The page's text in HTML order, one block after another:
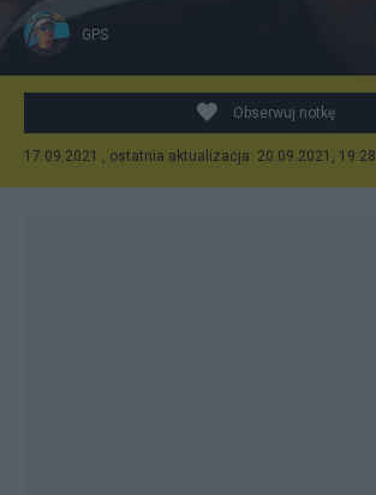
GPS
Obserwuj notkę
17.09.2021 , ostatnia aktualizacja: 20.09.2021, 19:28